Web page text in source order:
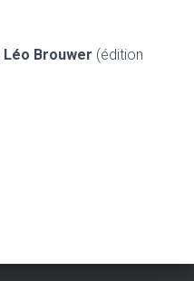
Léo Brouwer (édition